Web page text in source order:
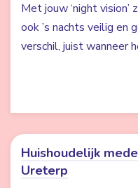
Met jouw ‘night
ook ’s nachts veilig en
verschil, juist wanneer
Huishoudelijk
Ureterp